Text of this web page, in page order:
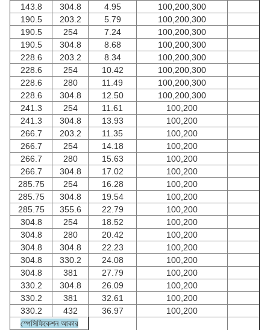
143.8
304.8 4.95
100,200,300
190.5
203.2 5.79
100,200,300
190.5
254 7.24
100,200,300
190.5
304.8 8.68
100,200,300
228.6
203.2 8.34
100,200,300
228.6
254 10.42
100,200,300
228.6
280 11.49
100,200,300
228.6
304.8 12.50
100,200,300
241.3
254 11.61
100,200
241.3
304.8 13.93
100,200
266.7
203.2 11.35
100,200
266.7
254 14.18
100,200
266.7
280 15.63
100,200
266.7
304.8 17.02
100,200
285.75
254 16.28
100,200
285.75
304.8 19.54
100,200
285.75
355.6 22.79
100,200
304.8
254 18.52
100,200
304.8
280 20.42
100,200
304.8
304.8 22.23
100,200
304.8
330.2 24.08
100,200
304.8
381 27.79
100,200
330.2
304.8 26.09
100,200
330.2
381 32.61
100,200
330.2
432 36.97
100,200
স্পেসিফিকেশন আকার